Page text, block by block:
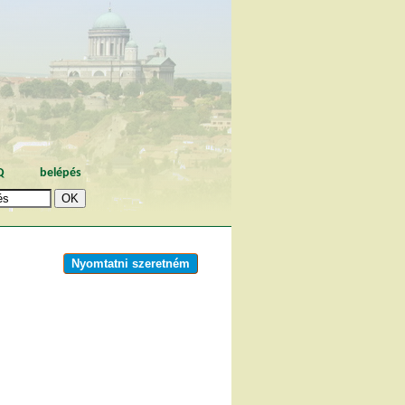
belépés
Nyomtatni szeretném